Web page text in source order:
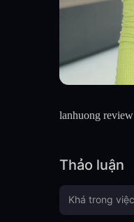
lanhuong review
Thảo luận